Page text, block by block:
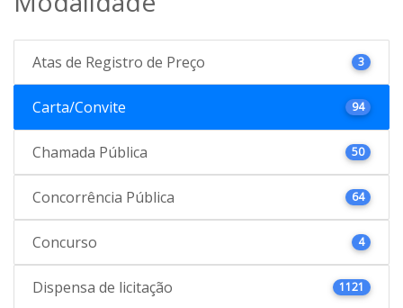
Atas de Registro de Preço 3
Carta/Convite 94
Chamada Pública 50
Concorrência Pública 64
Concurso 4
Dispensa de licitação 1121